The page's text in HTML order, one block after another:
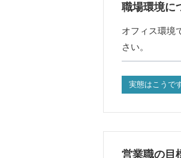
職場環境に
オフィス環境
さい。
実態はこうで
営業職の目